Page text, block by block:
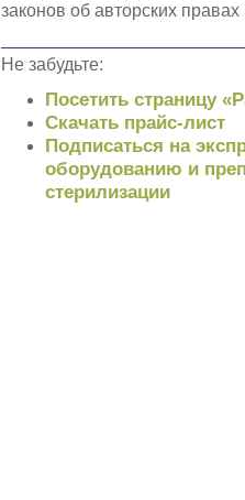
законов об авторских
Не забудьте:
Посетить страницу
Скачать прайс-лист
Подписаться на
оборудованию и
стерилизации